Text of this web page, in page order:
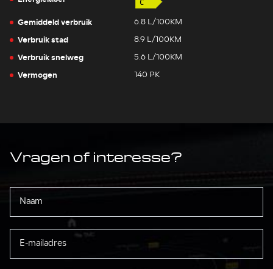
Gemiddeld verbruik
6.8 L/100KM
Verbruik stad 8.9 L/100KM
Verbruik snelweg 5.6 L/100KM
Vermogen 140 PK
Vragen of interesse?